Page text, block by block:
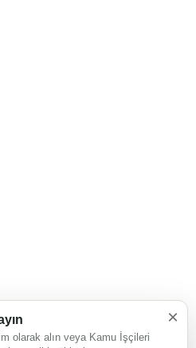
×
olarak alın veya Kamu İşçileri